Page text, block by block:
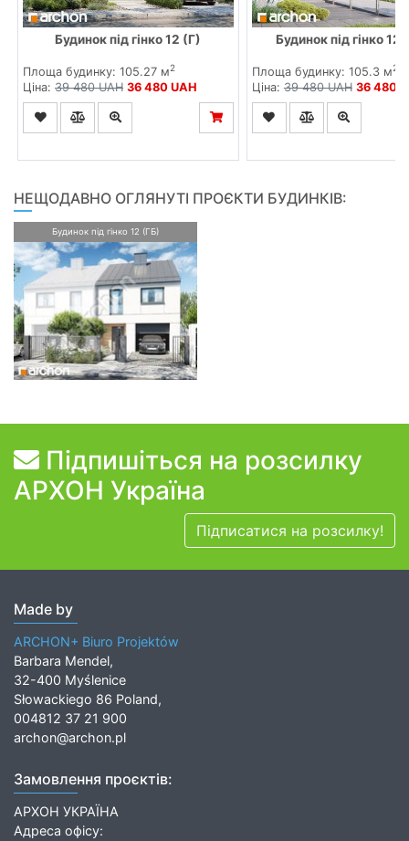
Будинок під гінко 12 (Г)
Площа будинку: 105.27 м2
Ціна: 39 480 UAH 36 480 UAH
Будинок під гінко 12
Площа будинку: 105.3 м2
Ціна:39 480 UAH 36 480
НЕЩОДАВНО ОГЛЯНУТІ ПРОЄКТИ БУДИНКІВ:
Будинок під гінко 12 (ГБ)
Підпишіться на розсилку
АРХОН Україна
Підписатися на розсилку!
Made by
ARCHON+ Biuro Projektów
Barbara Mendel,
32-400 Myślenice
Słowackiego 86 Poland,
004812 37 21 900
archon@archon.pl
Замовлення проєктів:
АРХОН УКРАЇНА
Адреса офісу: